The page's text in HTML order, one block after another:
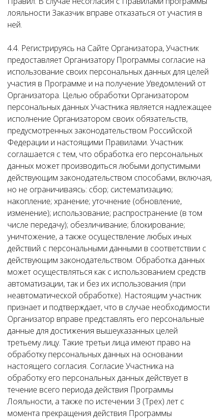
лояльности Заказчик вправе отказаться от участия в
ней.
4.4. Регистрируясь на Сайте Организатора, Участник
предоставляет Организатору Программы согласие на
использование своих персональных данных для целей
участия в Программе и на получение Уведомлений от
Организатора. Целью обработки Организатором
персональных данных Участника является надлежащее
исполнение Организатором своих обязательств,
предусмотренных законодательством Российской
Федерации и настоящими Правилами. Участник
соглашается с тем, что обработка его персональных
данных может производиться любыми допустимыми
действующим законодательством способами, включая,
но не ограничиваясь: сбор; систематизацию;
накопление; хранение; уточнение (обновление,
изменение); использование; распространение (в том
числе передачу); обезличивание; блокирование;
уничтожение, а также осуществление любых иных
действий с персональными данными в соответствии с
действующим законодательством. Обработка данных
может осуществляться как с использованием средств
автоматизации, так и без их использования (при
неавтоматической обработке). Настоящим участник
признает и подтверждает, что в случае необходимости
Организатор вправе представлять его персональные
данные для достижения вышеуказанных целей
третьему лицу. Такие третьи лица имеют право на
обработку персональных данных на основании
настоящего согласия. Согласие Участника на
обработку его персональных данных действует в
течение всего периода действия Программы
Лояльности, а также по истечении 3 (Трех) лет с
момента прекращения действия Программы